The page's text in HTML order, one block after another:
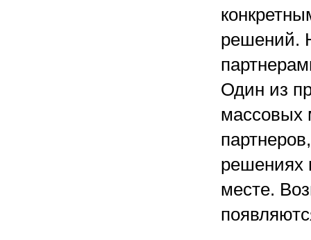
решений.
Один из
массовых
решениях
месте.